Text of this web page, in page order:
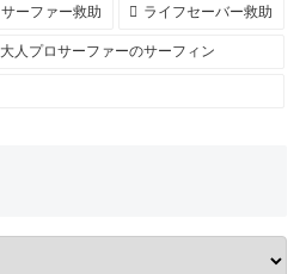
サーファー救助 ライフセーバー救助
大人プロサーファーのサーフィン